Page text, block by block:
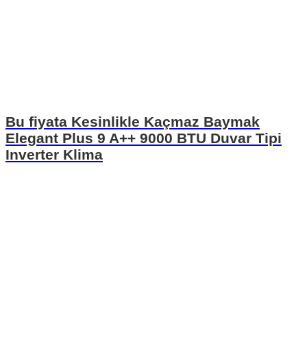
Bu fiyata Kesinlikle Kaçmaz Baymak
Elegant Plus 9 A++ 9000 BTU Duvar Tipi
Inverter Klima